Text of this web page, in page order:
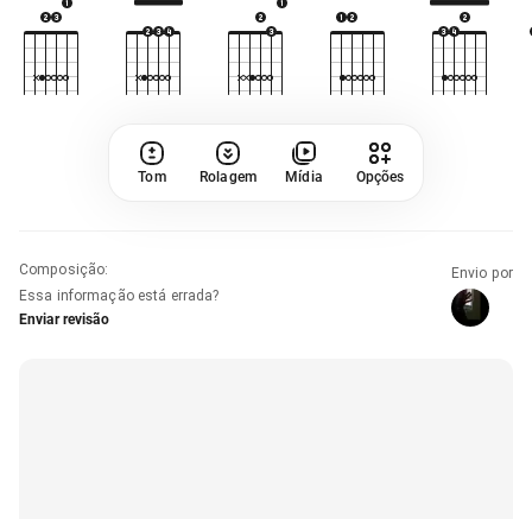
Tom Rolagem Mídia Opções
Composição:
Essa informação está errada?
Enviar revisão
Envio por